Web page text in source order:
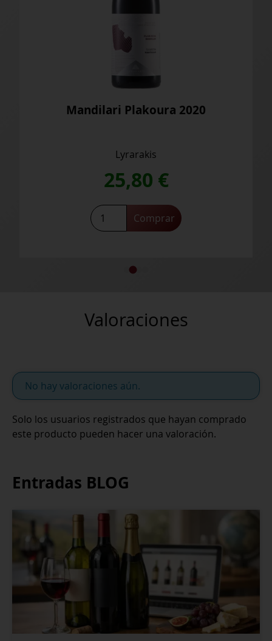
Mandilari Plakoura 2020
Lyrarakis
25,80 €
Mandilari
Plakoura
Comprar
Valoraciones
No hay valoraciones aún.
Solo los usuarios registrados que hayan comprado
este producto pueden hacer una valoración.
Entradas BLOG